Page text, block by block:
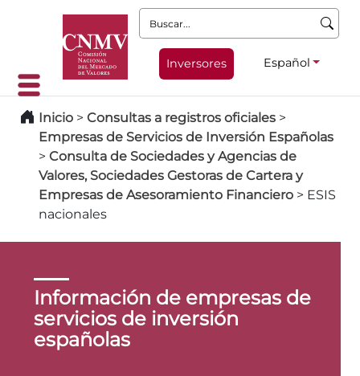
Buscar:
Inversores Español
Inicio > Consultas a registros oficiales >
Empresas de Servicios de Inversión Españolas
> Consulta de Sociedades y Agencias de
Valores, Sociedades Gestoras de Cartera y
Empresas de Asesoramiento Financiero > ESIS
nacionales
Información de empresas de
servicios de inversión
españolas